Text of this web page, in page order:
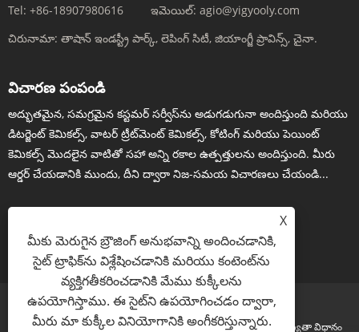
Tel: +86-18907980616 ఇమెయిల్: agio@yigyooly.com
చిరునామా: తాషాన్ ఇండస్ట్రీ పార్క్, లెపింగ్ సిటీ, జియాంగ్జీ ప్రావిన్స్, చైనా.
విచారణ పంపండి
అద్భుతమైన, సమగ్రమైన కస్టమర్ సర్వీస్‌ను అడుగడుగునా అందిస్తుంది మరియు
డిటర్జెంట్ కెమికల్స్, వాటర్ ట్రీట్‌మెంట్ కెమికల్స్, కోటింగ్ మరియు పెయింట్
కెమికల్స్ మొదలైన వాటితో సహా అన్ని రకాల ఉత్పత్తులను అందిస్తుంది. మీరు
ఆర్డర్ చేయడానికి ముందు, దీని ద్వారా నిజ-సమయ విచారణలు చేయండి...
ఇప్పుడు విచారించండి
Links Sitemap RSS XML గోప్యతా విధానం
X
మీకు మెరుగైన బ్రౌజింగ్ అనుభవాన్ని అందించడానికి,
సైట్ ట్రాఫిక్‌ను విశ్లేషించడానికి మరియు కంటెంట్‌ను
వ్యక్తిగతీకరించడానికి మేము కుక్కీలను
ఉపయోగిస్తాము. ఈ సైట్‌ని ఉపయోగించడం ద్వారా,
మీరు మా కుక్కీల వినియోగానికి అంగీకరిస్తున్నారు.